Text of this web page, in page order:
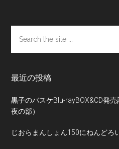
Footer
the
site
最近の投稿
黒子のバスケBlu-rayBOX&CD発
夜の部）
じおらまんしょん150にねんどろ